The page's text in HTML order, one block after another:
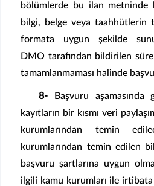
bölümlerde bu ilan metninde
bilgi, belge veya taahhütlerin
formata uygun şekilde
DMO tarafından bildirilen
tamamlanmaması halinde
8- Başvuru
kayıtların bir kısmı veri
kurumlarından temin
kurumlarından temin edilen
başvuru şartlarına uygun
ilgili kamu kurumları ile